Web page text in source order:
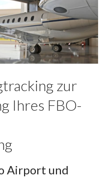
zur
Ihres FBO-
Airport und